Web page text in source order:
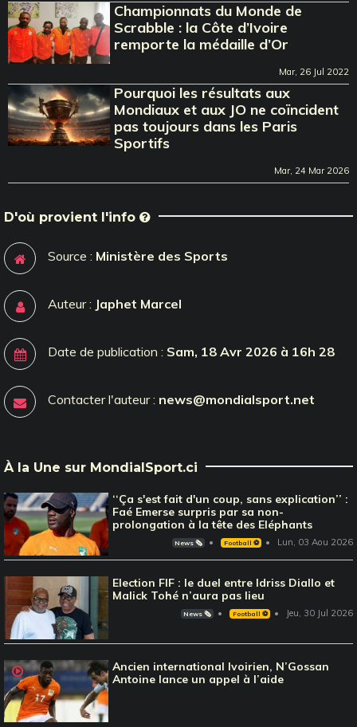
Championnats du Monde de
Scrabble : la Côte d’Ivoire
remporte la médaille d’Or
Mar, 26 Jul 2022
Pourquoi les résultats aux
Mondiaux et aux JO ne coïncident
pas toujours dans les Paris
Sportifs
Mar, 24 Mar 2026
D'où provient l'info
Source : Ministère des Sports
Auteur : Japhet Marcel
Date de publication : Sam, 18 Avr 2026 à 16h 28
Contacter l'auteur : news@mondialsport.net
À la Une sur MondialSport.ci
‘‘Ça s'est fait d'un coup, sans explication’’ :
Faé Emerse surpris par sa non-
prolongation à la tête des Eléphants
News 🗞️ Football ⚽️ Lun, 03 Aou 2026
Election FIF : le duel entre Idriss Diallo et
Malick Tohé n’aura pas lieu
News 🗞️ Football ⚽️ Jeu, 30 Jul 2026
Ancien international Ivoirien, N’Gossan
Antoine lance un appel à l’aide